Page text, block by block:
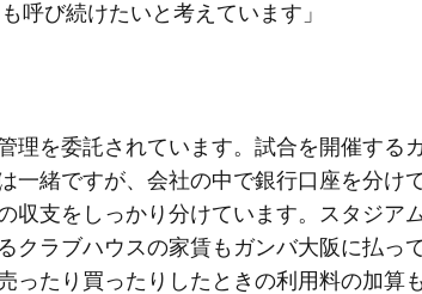
呼び続けたいと考えています」
理を委託されています。試合を開催する
一緒ですが、会社の中で銀行口座を分け
収支をしっかり分けています。スタジア
ラブハウスの家賃もガンバ大阪に払っ
たり買ったりしたときの利用料の加算